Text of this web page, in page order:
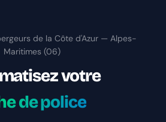
de la Côte d'Azur — Alpes-
Maritimes (06)
votre
de police